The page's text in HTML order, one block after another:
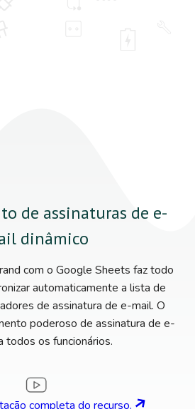
de assinaturas de e-
dinâmico
com o Google Sheets faz todo
automaticamente a lista de
de assinatura de e-mail. O
poderoso de assinatura de e-
todos os funcionários.
completa do recurso.